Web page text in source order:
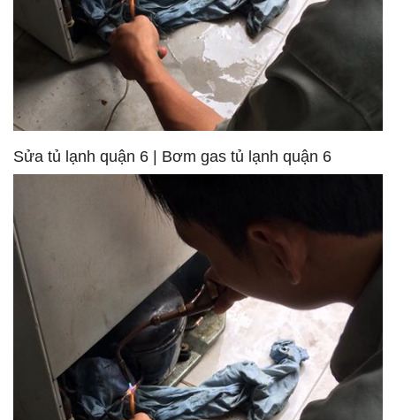
Sửa tủ lạnh quận 6 | Bơm gas tủ lạnh quận 6